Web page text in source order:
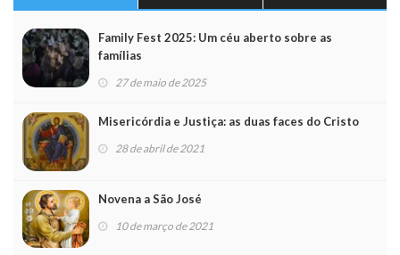
Family Fest 2025: Um céu aberto sobre as
famílias
27 de maio de 2025
Misericórdia e Justiça: as duas faces do Cristo
28 de abril de 2021
Novena a São José
10 de março de 2021